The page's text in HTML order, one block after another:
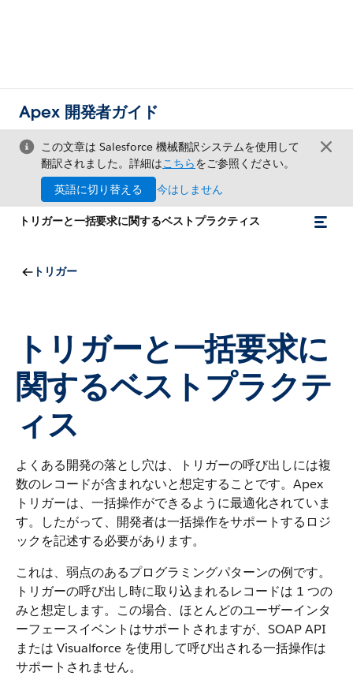
Apex 開発者ガイド
この文章は Salesforce 機械翻訳システムを使用して
翻訳されました。詳細はこちらをご参照ください。
英語に切り替える
今はしません
トリガーと一括要求に関するベストプラクティス
トリガー
トリガーと一括要求に
関するベストプラクテ
ィス
よくある開発の落とし穴は、トリガーの呼び出しには複
数のレコードが含まれないと想定することです。Apex
トリガーは、一括操作ができるように最適化されていま
す。したがって、開発者は一括操作をサポートするロジ
ックを記述する必要があります。
これは、弱点のあるプログラミングパターンの例です。
トリガーの呼び出し時に取り込まれるレコードは 1 つの
みと想定します。この場合、ほとんどのユーザーインタ
ーフェースイベントはサポートされますが、SOAP API
または Visualforce を使用して呼び出される一括操作は
サポートされません。